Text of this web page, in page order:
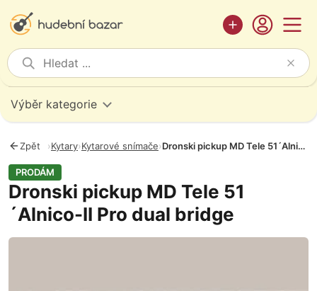
Výběr kategorie
Zpět ›Kytary›Kytarové snímače› Dronski pickup MD Tele 51´Alnico-II Pro dual bridge
PRODÁM
Dronski pickup MD Tele 51
´Alnico-II Pro dual bridge